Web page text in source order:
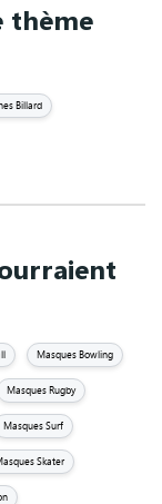
thème
Billard
Masques Bowling
Masques Rugby
Masques Surf
Skater